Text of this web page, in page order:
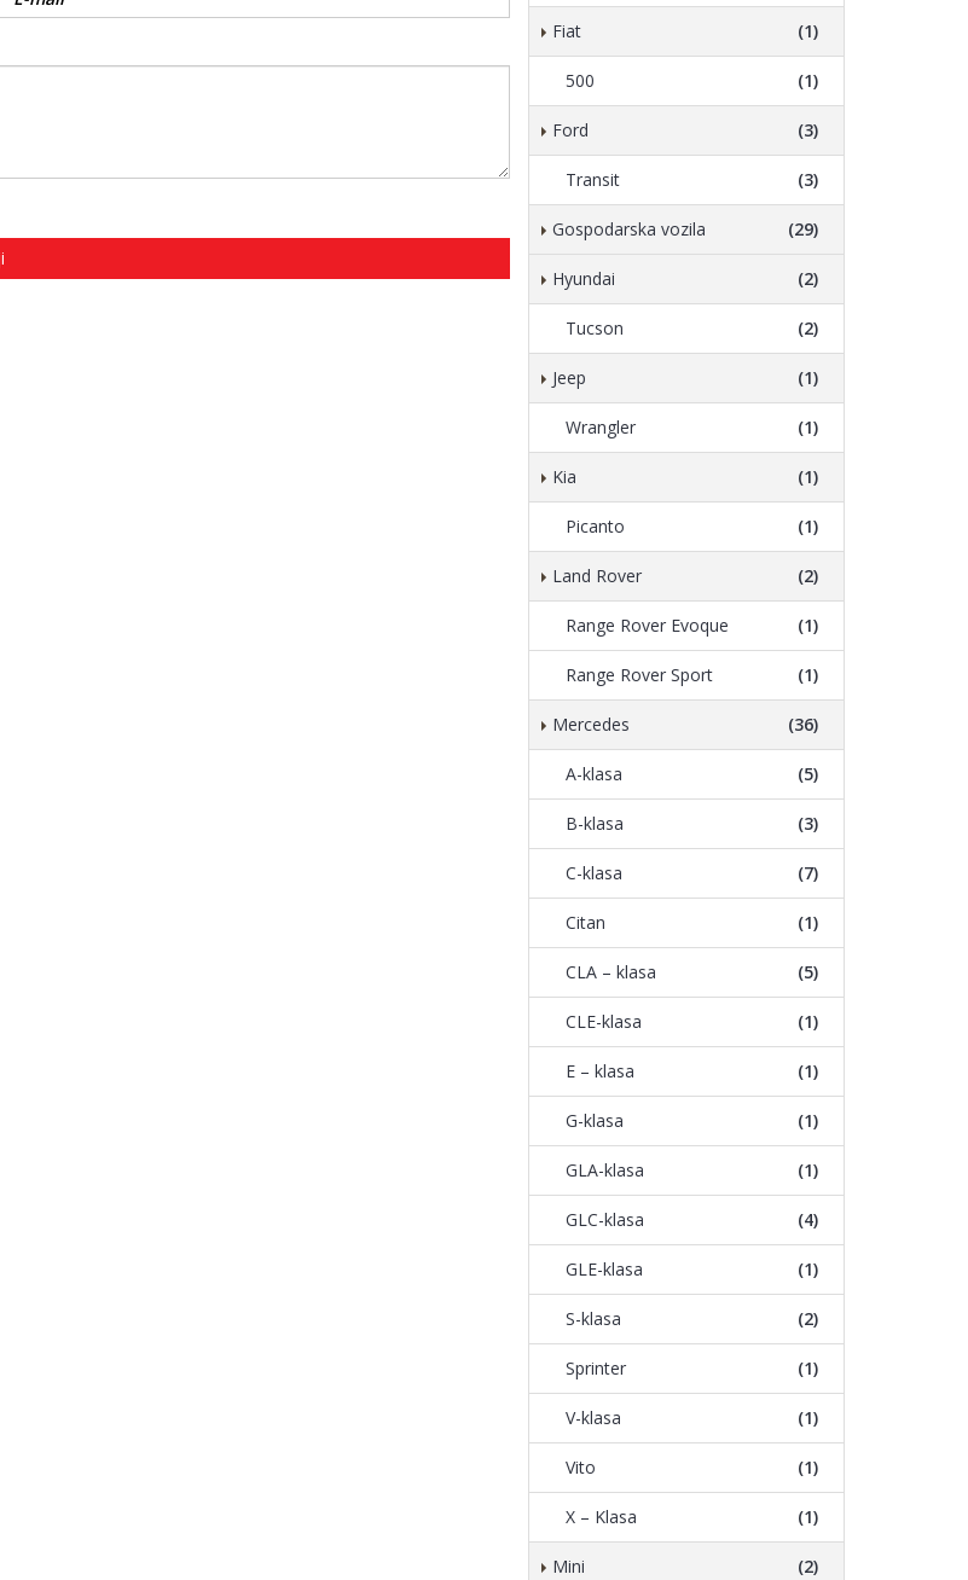
Fiat (1)
500 (1)
Ford (3)
Transit (3)
Gospodarska vozila (29)
Hyundai (2)
Tucson (2)
Jeep (1)
Wrangler (1)
Kia (1)
Picanto (1)
Land Rover (2)
Range Rover Evoque (1)
Range Rover Sport (1)
Mercedes (36)
A-klasa (5)
B-klasa (3)
C-klasa (7)
Citan (1)
CLA – klasa (5)
CLE-klasa (1)
E – klasa (1)
G-klasa (1)
GLA-klasa (1)
GLC-klasa (4)
GLE-klasa (1)
S-klasa (2)
Sprinter (1)
V-klasa (1)
Vito (1)
X – Klasa (1)
Mini (2)